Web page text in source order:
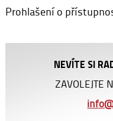
Prohlašení o
NEVÍTE SI
ZAVOLEJTE